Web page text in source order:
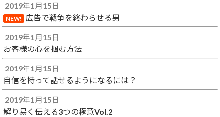
2019年1月15日
NEW! 広告で戦争を終わらせる男
2019年1月15日
お客様の心を掴む方法
2019年1月15日
自信を持って話せるようになるには？
2019年1月15日
解り易く伝える3つの極意Vol.2